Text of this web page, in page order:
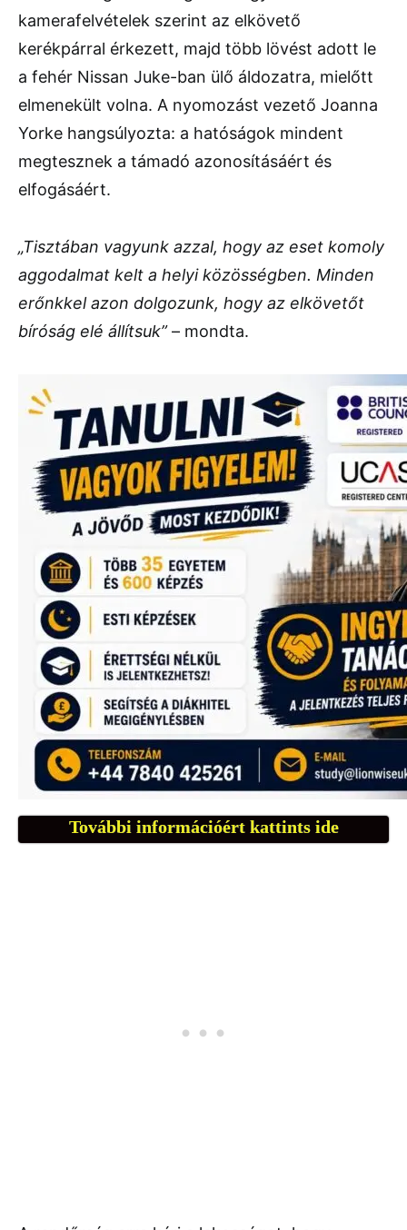
kamerafelvételek szerint az elkövető
kerékpárral érkezett, majd több lövést adott le
a fehér Nissan Juke-ban ülő áldozatra, mielőtt
elmenekült volna. A nyomozást vezető Joanna
Yorke hangsúlyozta: a hatóságok mindent
megtesznek a támadó azonosításáért és
elfogásáért.
„Tisztában vagyunk azzal, hogy az eset komoly
aggodalmat kelt a helyi közösségben. Minden
erőnkkel azon dolgozunk, hogy az elkövetőt
bíróság elé állítsuk”– mondta.
További információért kattints ide